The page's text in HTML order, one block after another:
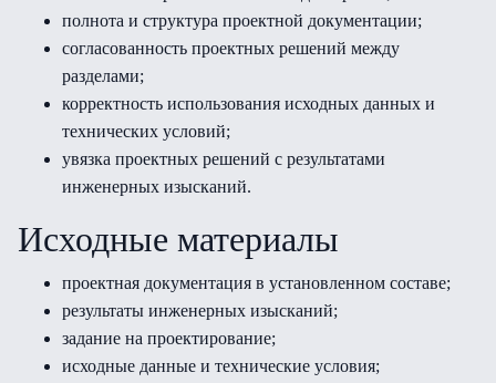
полнота и структура проектной документации;
согласованность проектных решений между
разделами;
корректность использования исходных данных и
технических условий;
увязка проектных решений с результатами
инженерных изысканий.
Исходные материалы
проектная документация в установленном составе;
результаты инженерных изысканий;
задание на проектирование;
исходные данные и технические условия;